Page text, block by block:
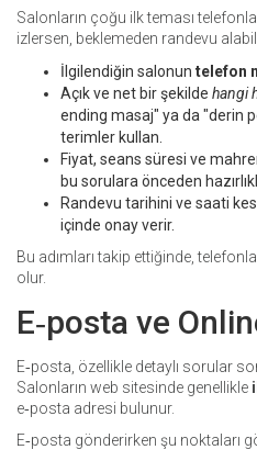
Salonların çoğu ilk teması telefonla
izlersen, beklemeden randevu
İlgilendiğin salonun telefon
Açık ve net bir şekilde hangi
ending masaj" ya da "derin
terimler kullan.
Fiyat, seans süresi ve
bu sorulara önceden
Randevu tarihini ve saati
içinde onay verir.
Bu adımları takip ettiğinde,
olur.
E‑posta ve
E‑posta, özellikle detaylı sorular
Salonların web sitesinde genellikle
e‑posta adresi bulunur.
E‑posta gönderirken şu noktaları